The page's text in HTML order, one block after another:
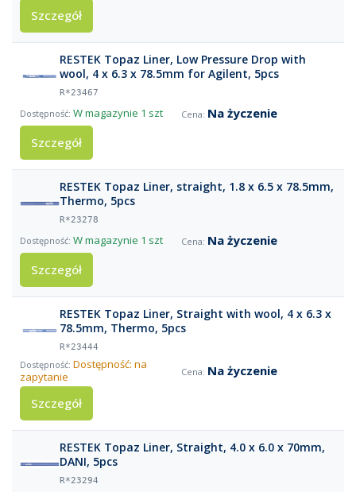
Szczegół
RESTEK Topaz Liner, Low Pressure Drop with
wool, 4 x 6.3 x 78.5mm for Agilent, 5pcs
R*23467
W magazynie 1 szt
Na życzenie
Szczegół
RESTEK Topaz Liner, straight, 1.8 x 6.5 x 78.5mm,
Thermo, 5pcs
R*23278
W magazynie 1 szt
Na życzenie
Szczegół
RESTEK Topaz Liner, Straight with wool, 4 x 6.3 x
78.5mm, Thermo, 5pcs
R*23444
Dostępność: na
zapytanie
Na życzenie
Szczegół
RESTEK Topaz Liner, Straight, 4.0 x 6.0 x 70mm,
DANI, 5pcs
R*23294